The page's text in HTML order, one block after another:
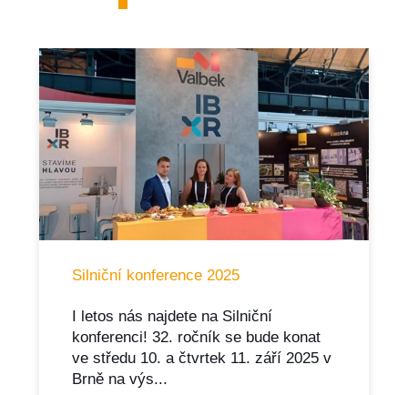
Silniční konference 2025
I letos nás najdete na Silniční
konferenci! 32. ročník se bude konat
ve středu 10. a čtvrtek 11. září 2025 v
Brně na výs...